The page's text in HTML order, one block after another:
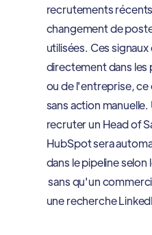
recrutements
changement de
utilisées. Ces
directement dans
ou de l'entreprise, ce
sans action
recruter un Head of
HubSpot sera
dans le pipeline selon
sans qu'un
une recherche